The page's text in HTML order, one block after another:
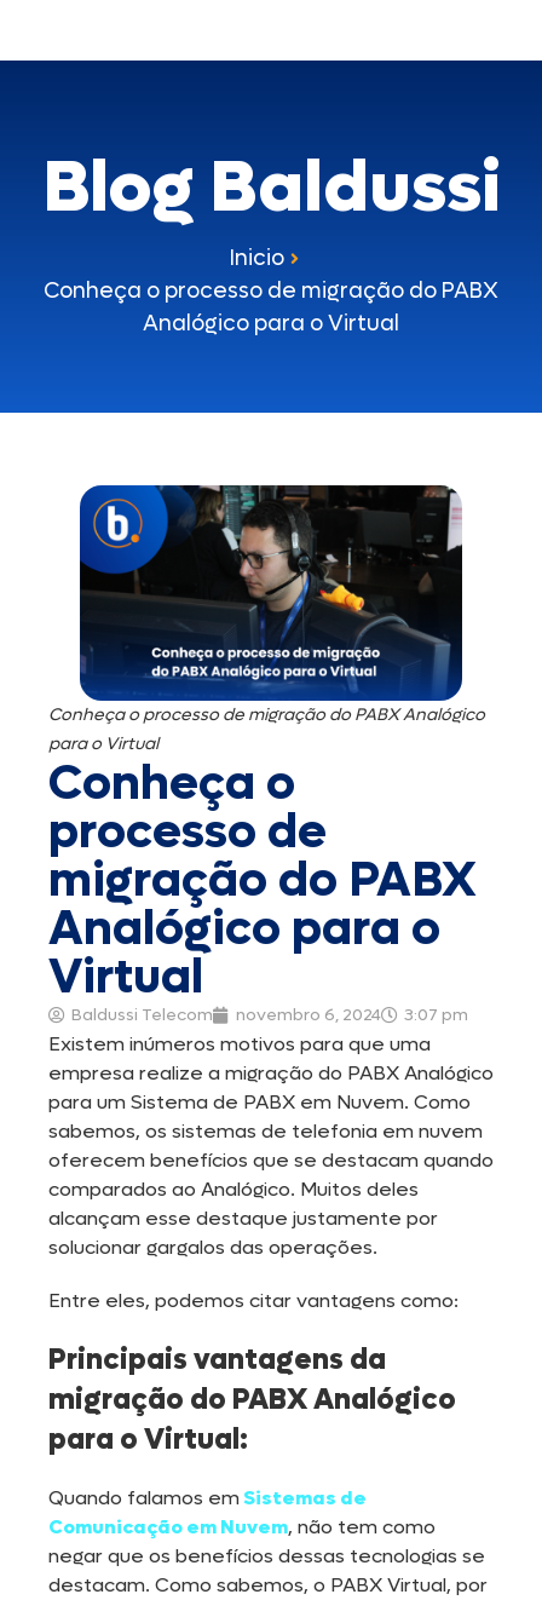
Blog Baldussi
Inicio
Conheça o processo de migração do PABX
Analógico para o Virtual
Conheça o processo de migração do PABX Analógico
para o Virtual
Conheça o
processo de
migração do PABX
Analógico para o
Virtual
Baldussi Telecom novembro 6, 2024 3:07 pm
Existem inúmeros motivos para que uma
empresa realize a migração do PABX Analógico
para um Sistema de PABX em Nuvem. Como
sabemos, os sistemas de telefonia em nuvem
oferecem benefícios que se destacam quando
comparados ao Analógico. Muitos deles
alcançam esse destaque justamente por
solucionar gargalos das operações.
Entre eles, podemos citar vantagens como:
Principais vantagens da
migração do PABX Analógico
para o Virtual:
Quando falamos emSistemas de
Comunicação em Nuvem, não tem como
negar que os benefícios dessas tecnologias se
destacam. Como sabemos, o PABX Virtual, por